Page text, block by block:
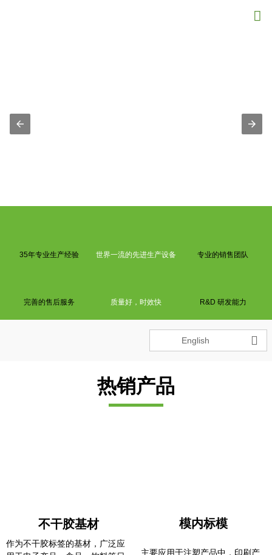

35年专业生产经验 世界一流的先进生产设备 专业的销售团队
完善的售后服务 质量好，时效快 R&D 研发能力
English 
热销产品
不干胶基材
作为不干胶标签的基材，广泛应
模内标模
主要应用于注塑产品中，印刷产